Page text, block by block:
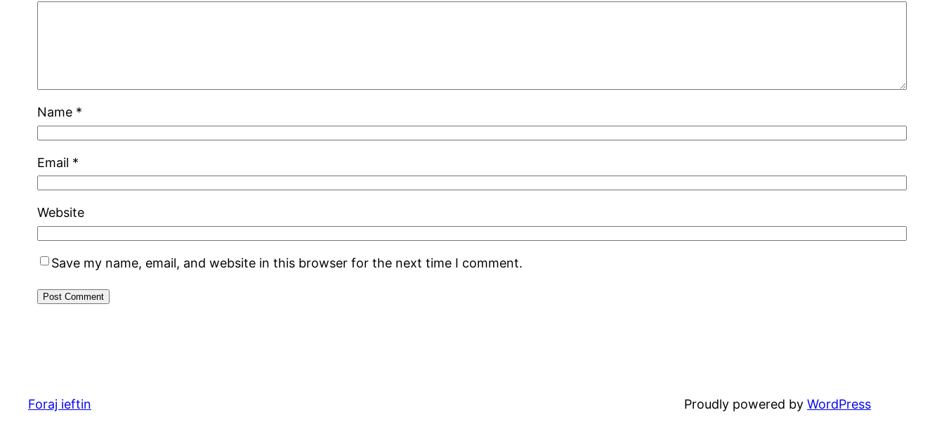
Name *
Email *
Website
Save my name, email, and website in this browser for the next time I comment.
Foraj ieftin Proudly powered by WordPress